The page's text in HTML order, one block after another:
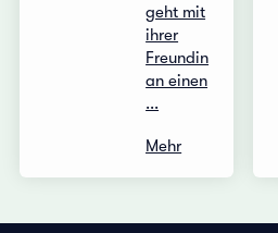
geht mit
ihrer
Freundin
an einen
...
Mehr